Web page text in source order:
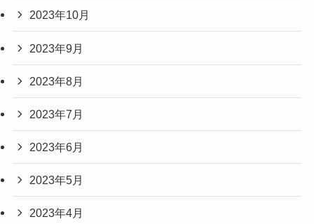
2023年10月
2023年9月
2023年8月
2023年7月
2023年6月
2023年5月
2023年4月